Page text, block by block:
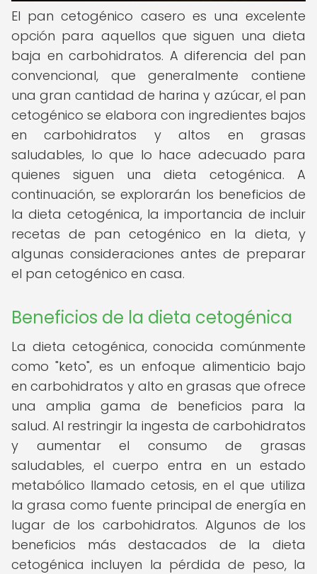
El pan cetogénico casero es una excelente
opción para aquellos que siguen una dieta
baja en carbohidratos. A diferencia del pan
convencional, que generalmente contiene
una gran cantidad de harina y azúcar, el pan
cetogénico se elabora con ingredientes bajos
en carbohidratos y altos en grasas
saludables, lo que lo hace adecuado para
quienes siguen una dieta cetogénica. A
continuación, se explorarán los beneficios de
la dieta cetogénica, la importancia de incluir
recetas de pan cetogénico en la dieta, y
algunas consideraciones antes de preparar
el pan cetogénico en casa.
Beneficios de la dieta cetogénica
La dieta cetogénica, conocida comúnmente
como "keto", es un enfoque alimenticio bajo
en carbohidratos y alto en grasas que ofrece
una amplia gama de beneficios para la
salud. Al restringir la ingesta de carbohidratos
y aumentar el consumo de grasas
saludables, el cuerpo entra en un estado
metabólico llamado cetosis, en el que utiliza
la grasa como fuente principal de energía en
lugar de los carbohidratos. Algunos de los
beneficios más destacados de la dieta
cetogénica incluyen la pérdida de peso, la